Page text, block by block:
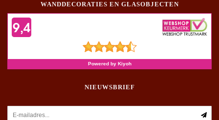
WANDDECORATIES EN GLASOBJECTEN
NIEUWSBRIEF